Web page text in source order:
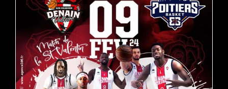
MATCH PREVIEW : DENAIN / POITIERS
actualités pro b